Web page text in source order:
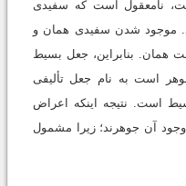
نامعقول است که سفیدى
موجود شدن سفیدى همان و
بنابراین، جعل بسیط
است به نام جعل تألیفى
است. نتیجه اینکه اعراض
آن جوهرند؛ زیرا مشمول